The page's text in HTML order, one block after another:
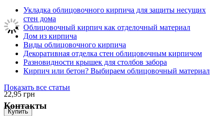
22,95 грн
Купить
Укладка облицовочного кирпича для защиты несущих
стен дома
Облицовочный кирпич как отделочный материал
Дом из кирпича
Виды облицовочного кирпича
Декоративная отделка стен облицовочным кирпичом
Разновидности крышек для столбов забора
Кирпич или бетон? Выбираем облицовочный материал
Показать все статьи
Контакты